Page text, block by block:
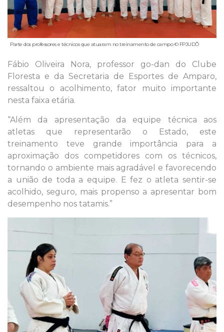
Parte dos professores e técnicos que atuaram no treinamento de campo © FPJUDÔ
Fábio Oliveira Nora, professor go-dan do Clube
Floresta e da Secretaria de Esportes de Amparo,
ressaltou o acolhimento, fator muito importante
nesta faixa etária.
“Além da apresentação da equipe técnica aos
atletas que representarão o Estado, este
treinamento teve grande importância para a
aproximação dos competidores com os técnicos,
tornando o ambiente mais agradável e favorecendo
a união de toda a equipe. E fez o atleta sentir-se
acolhido, seguro, mais propenso a apresentar bom
desempenho nos tatamis.”